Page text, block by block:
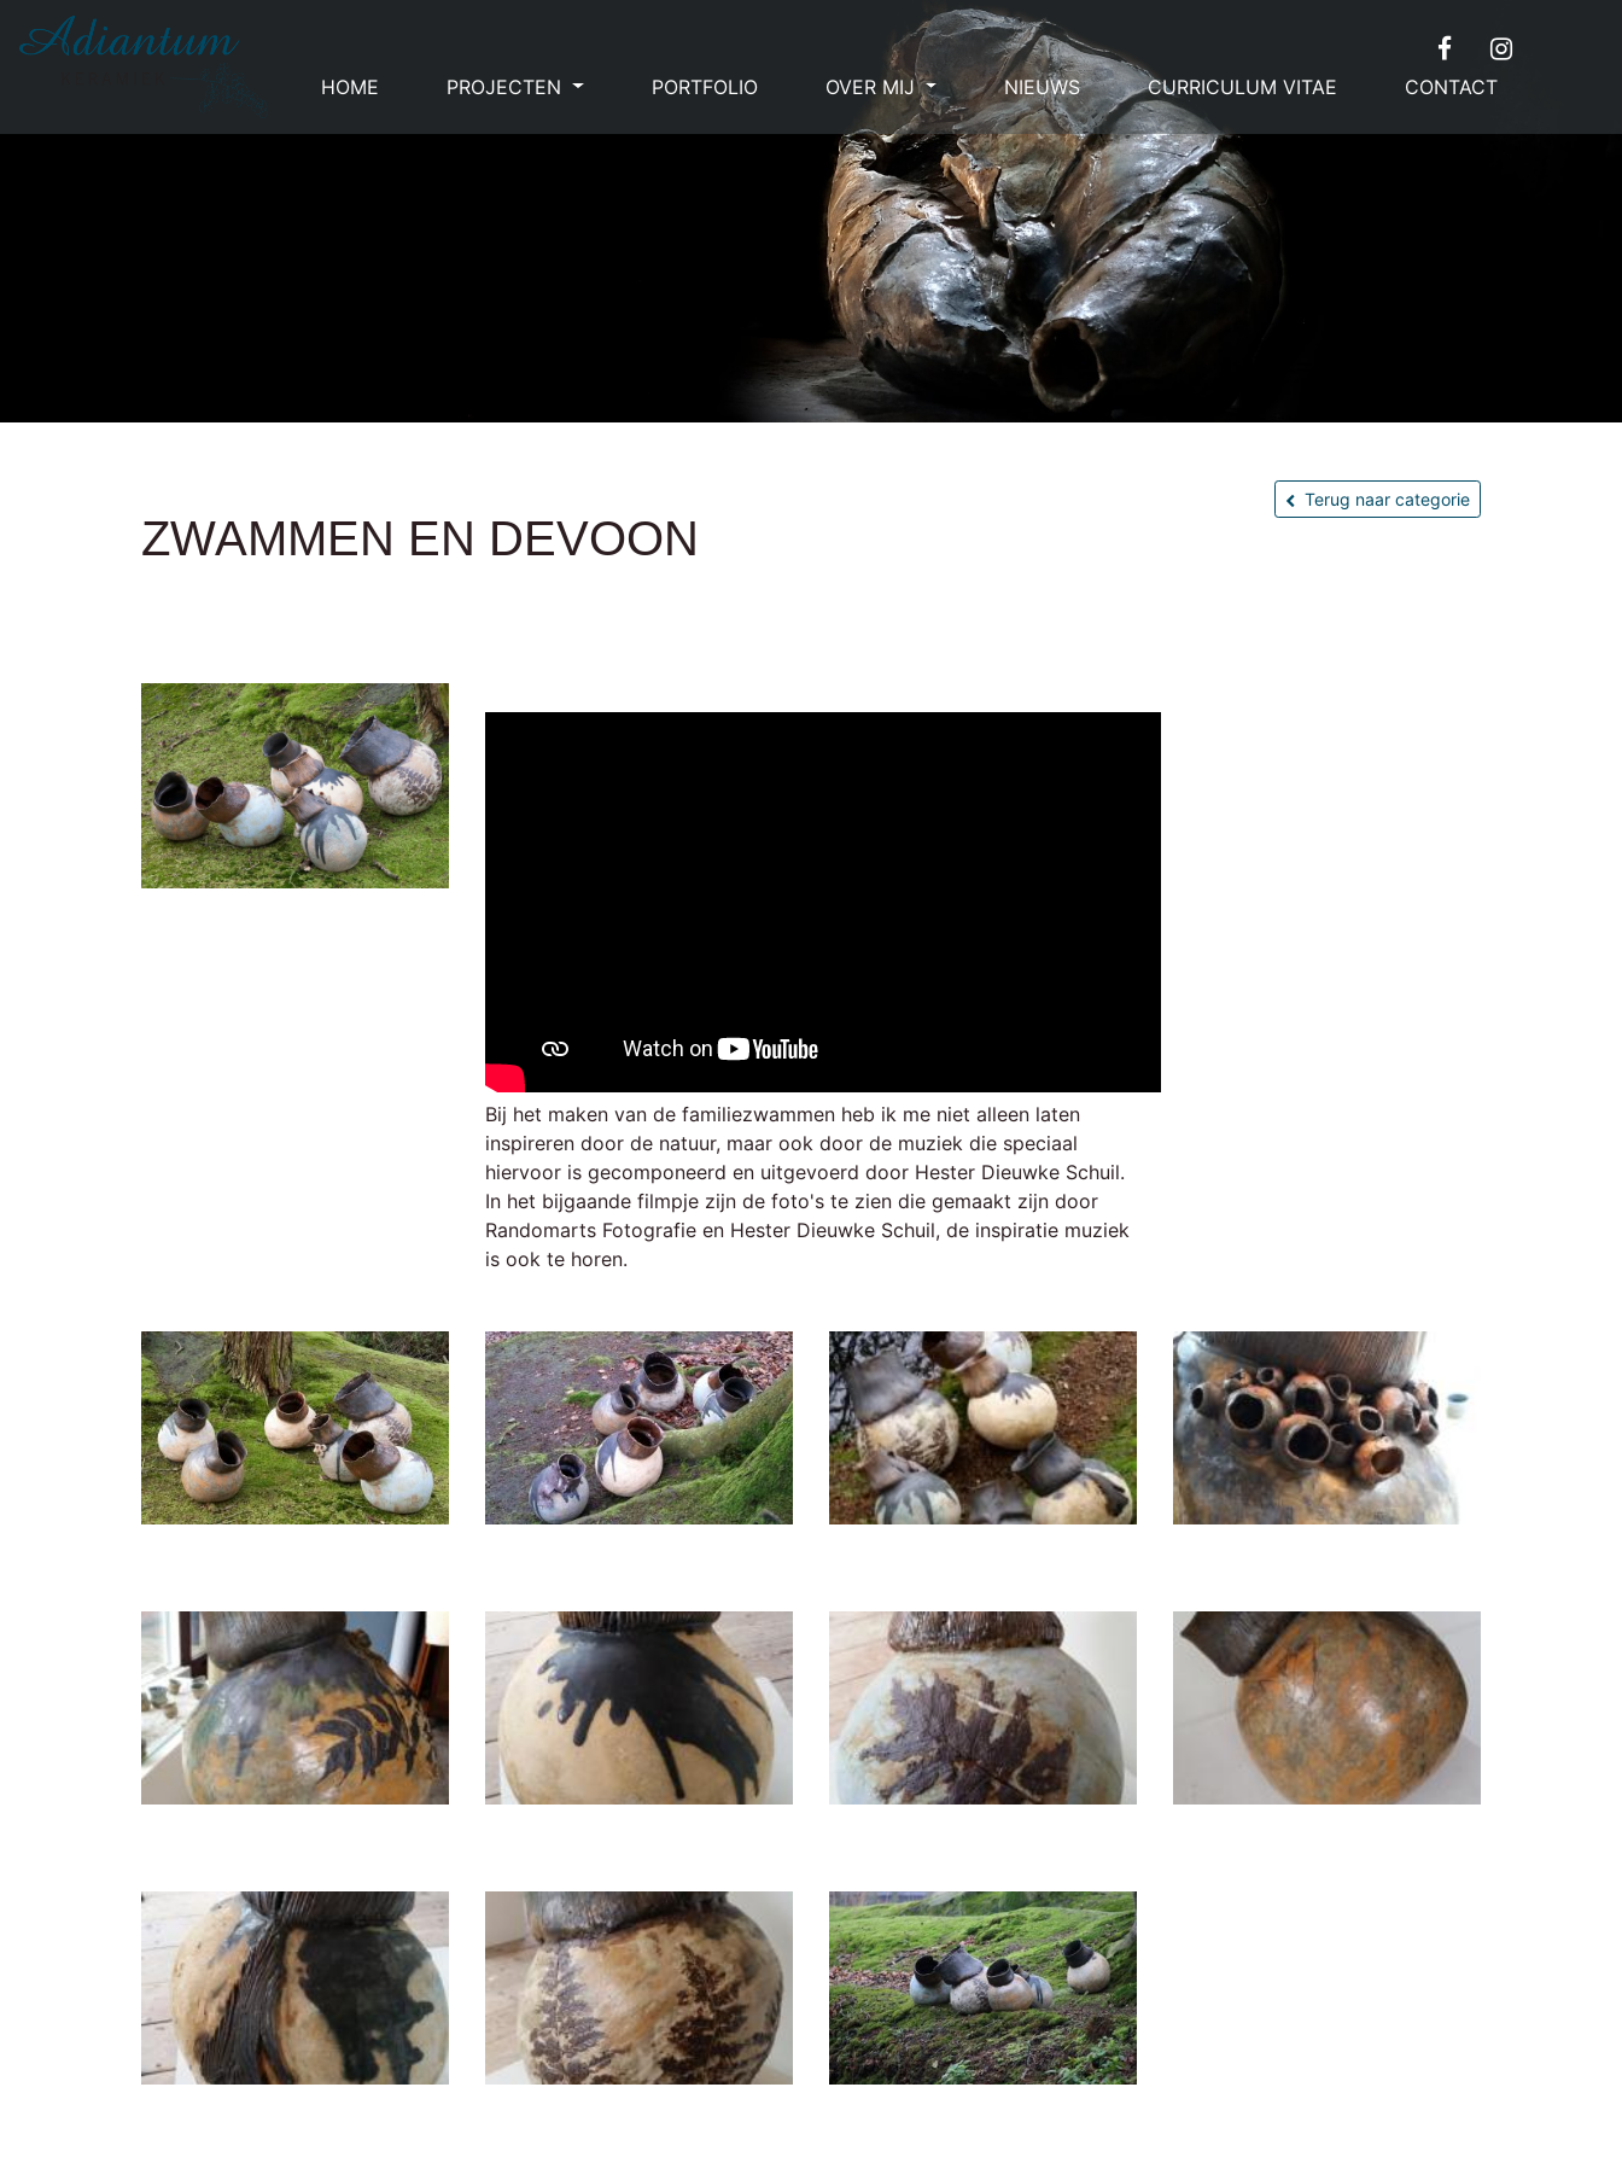
HOME PROJECTEN PORTFOLIO OVER MIJ NIEUWS CURRICULUM VITAE CONTACT
ZWAMMEN EN DEVOON
Terug naar categorie
Bij het maken van de familiezwammen heb ik me niet alleen laten
inspireren door de natuur, maar ook door de muziek die speciaal
hiervoor is gecomponeerd en uitgevoerd door Hester Dieuwke Schuil.
In het bijgaande filmpje zijn de foto's te zien die gemaakt zijn door
Randomarts Fotografie en Hester Dieuwke Schuil, de inspiratie muziek
is ook te horen.